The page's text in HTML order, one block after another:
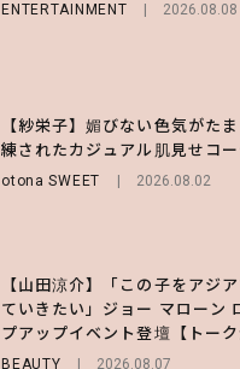
ENTERTAINMENT 2026.08.08
【紗栄子】媚びない色気がた
練されたカジュアル肌見せコ
otona SWEET 2026.08.02
【山田涼介】「この子をアジ
ていきたい」ジョー マローン
プアップイベント登壇【トーク
BEAUTY 2026.08.07
BEAUTY 2026.08.01
【森香澄】理想のスタイルはど
キープの秘訣や夏の過ごし方な
ビュー！
ENTERTAINMENT
【ハローキティ】がスシロー
第1弾の気になるメニュー＆限
チェック！
LIFESTYLE 2026.07.31
FASHION Sponsored
【付録】総柄ハローキティが
ノ国屋コラボの“優秀保冷バッ
い味方！【オトナミューズ9月
2026.07.12
【谷まりあ】夏は“シアースカ
げなく肌見せ！透け感のニュ
るマストハブアイテム4選
FASHION 2026.07.19